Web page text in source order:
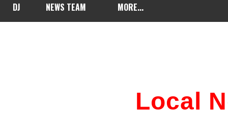
DJ
NEWS TEAM MORE...
Local